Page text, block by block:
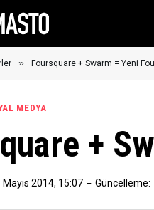
» Foursquare + Swarm = Yeni
MEDYA
+
Mayıs 2014, 15:07 Güncelleme: